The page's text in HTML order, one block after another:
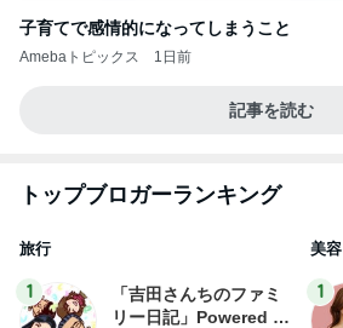
子育てで感情的になってしまうこと
Amebaトピックス 1日前
記事を読む
トップブロガーランキング
旅行
1
「吉田さんちのファミ
リー日記」Powered b
美容
1